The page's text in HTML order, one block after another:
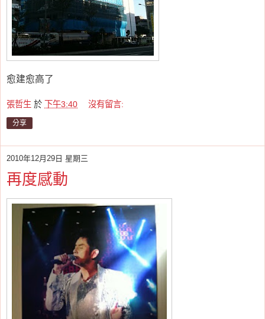
愈建愈高了
張哲生 於 下午3:40 沒有留言:
分享
2010年12月29日 星期三
再度感動